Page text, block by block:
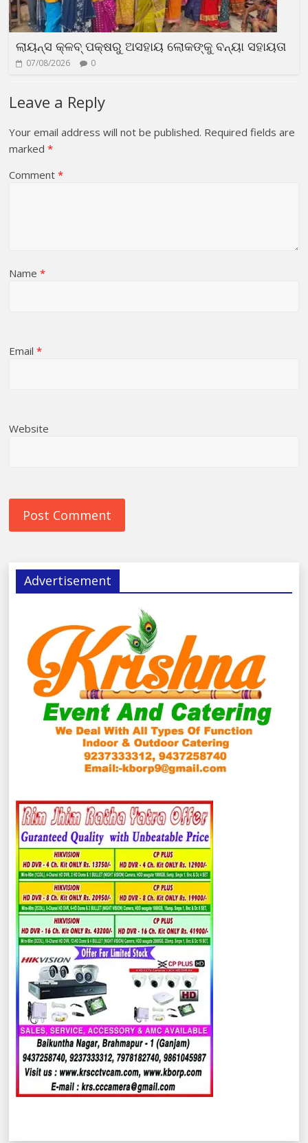
ଲାୟନ୍ସ କ୍ଳବ୍ ପକ୍ଷରୁ ଅସହାୟ ଲୋକଙ୍କୁ ବନ୍ୟା ସହାୟତା
07/08/2026 0
Leave a Reply
Your email address will not be published. Required fields are
marked*
Comment*
Name*
Email*
Website
Advertisement